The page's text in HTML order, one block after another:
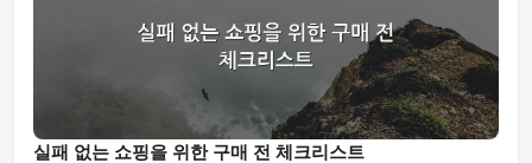
실패 없는 쇼핑을 위한 구매 전 체크리스트